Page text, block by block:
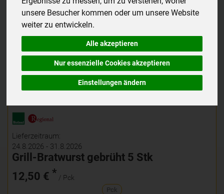
unsere Besucher kommen oder um unsere Website
weiter zu entwickeln.
Alle akzeptieren
Nur essenzielle Cookies akzeptieren
Einstellungen ändern
Lieferzeitraum:
24.8.2026 - 31.8.2026
Grill-Bratwurst gebrüht 5 Stk
12,50 € * / Pck
Pck